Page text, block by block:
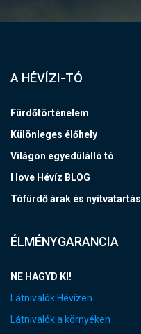
A HÉVÍZI-TÓ
Fürdőtörténelem
Különleges élőhely
Világon egyedülálló tó
I love Hévíz BLOG
Tófürdő árak és nyitvatartás
ÉLMÉNYGARANCIA
NE HAGYD KI!
Látnivalók Hévízen
Látnivalók a környéken